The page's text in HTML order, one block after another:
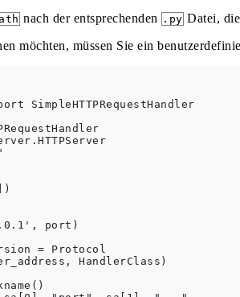
nach der entsprechenden .py Datei,
möchten, müssen Sie ein
SimpleHTTPRequestHandler
port)
= Protocol
HandlerClass)